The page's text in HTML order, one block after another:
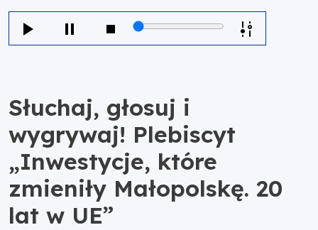
Słuchaj, głosuj i
wygrywaj! Plebiscyt
„Inwestycje, które
zmieniły Małopolskę. 20
lat w UE”